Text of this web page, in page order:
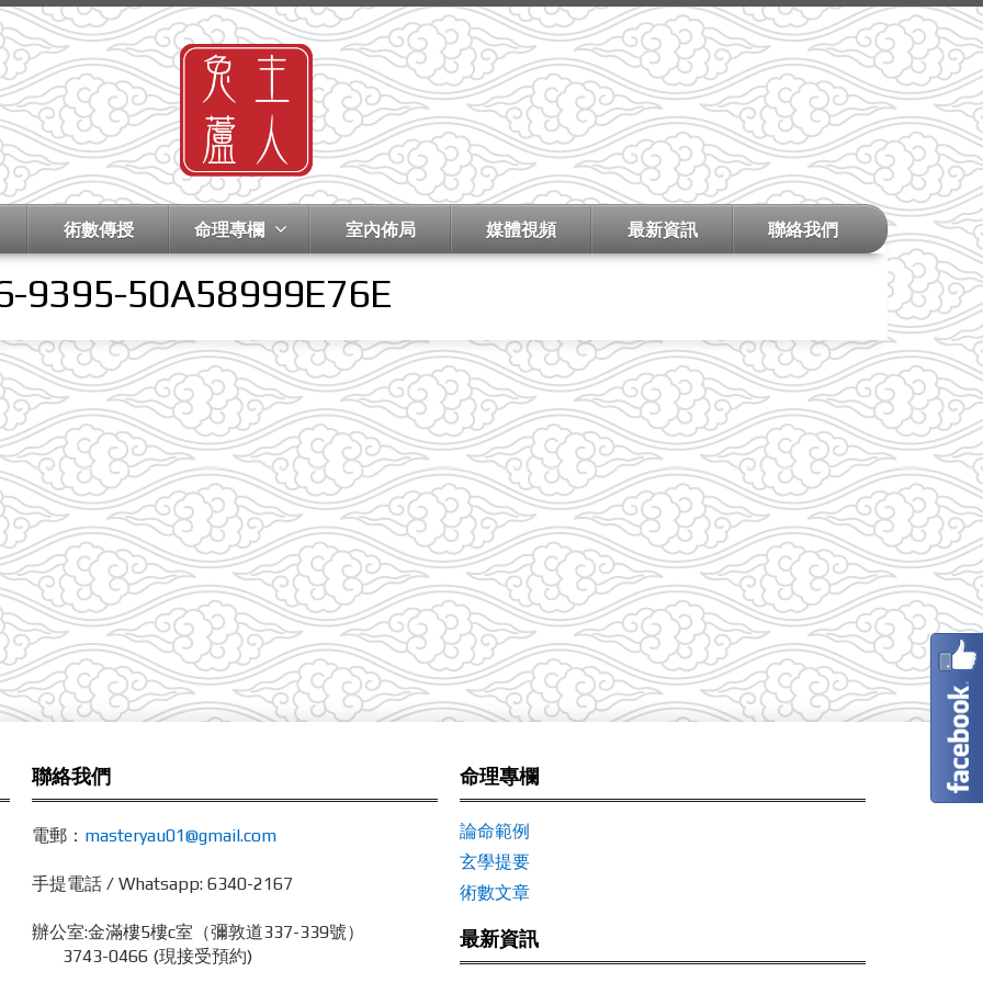
術數傳授 命理專欄 室內佈局 媒體視頻 最新資訊 聯絡我們
9395-50A58999E76E
聯絡我們
電郵： masteryau01@gmail.com
手提電話 / Whatsapp: 6340-2167
辦公室:金滿樓5樓c室（彌敦道337-339號）
3743-0466 (現接受預約)
命理專欄
論命範例
玄學提要
術數文章
最新資訊